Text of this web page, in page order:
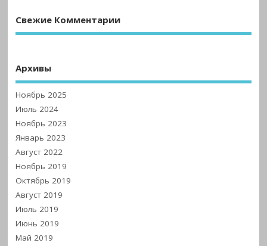
Свежие Комментарии
Архивы
Ноябрь 2025
Июль 2024
Ноябрь 2023
Январь 2023
Август 2022
Ноябрь 2019
Октябрь 2019
Август 2019
Июль 2019
Июнь 2019
Май 2019